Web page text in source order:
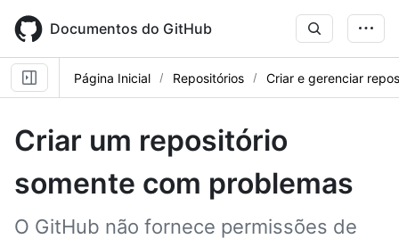
main
content
Documentos do GitHub
Página Inicial Repositórios Criar e gerenciar
Criar um repositório
somente com problemas
O GitHub não fornece permissões de